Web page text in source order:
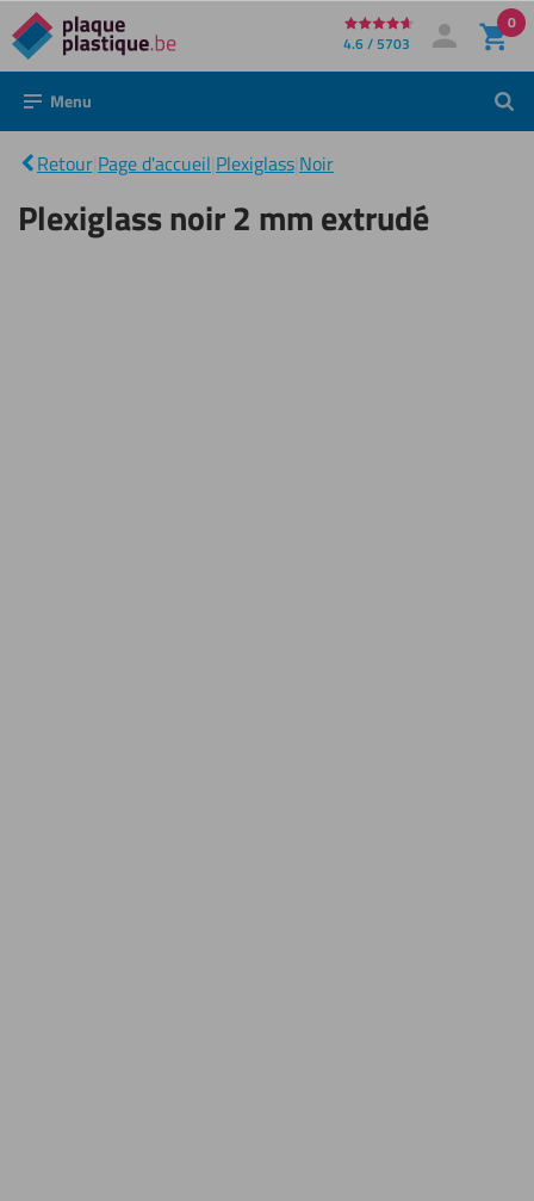
Directement
au
contenu
4.6 / 5703 Mon compte
Se connecter
0
Menu
Retour Page d'accueil Plexiglass Noir
Plexiglass
noir 2
mm
Plexiglass noir 2 mm extrudé